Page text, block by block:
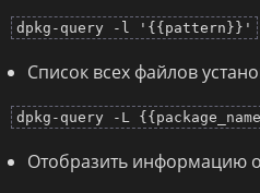
dpkg-query -l '{{pattern}}'
Список всех файлов
dpkg-query -L
Отобразить информацию